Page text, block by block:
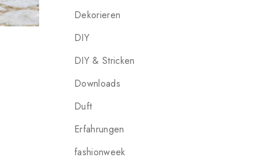
Dekorieren
DIY
DIY & Stricken
Downloads
Duft
Erfahrungen
fashionweek